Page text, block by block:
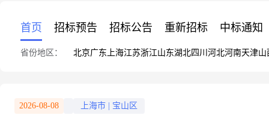
首页 招标预告 招标公告 重新招标 中标通知
省份地区： 北京广东 上海江苏浙江山东湖北四川 河北河南天津山
2026-08-08 上海市 宝山区